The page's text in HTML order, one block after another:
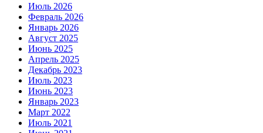
Июль 2026
Февраль 2026
Январь 2026
Август 2025
Июнь 2025
Апрель 2025
Декабрь 2023
Июль 2023
Июнь 2023
Январь 2023
Март 2022
Июль 2021